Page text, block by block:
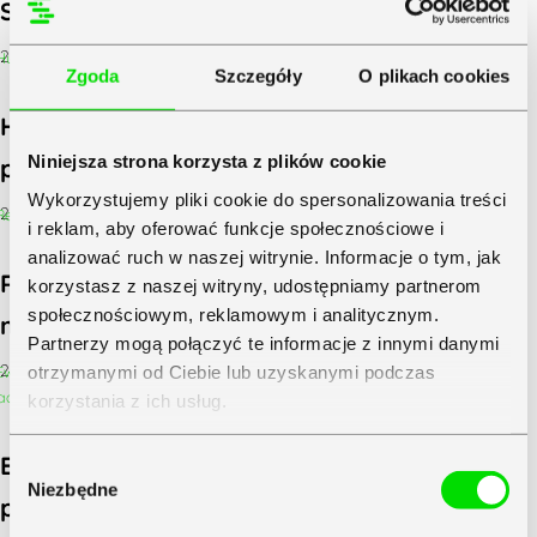
Zgoda Szczegóły O plikach cookies
Niniejsza strona korzysta z plików cookie
Wykorzystujemy pliki cookie do spersonalizowania treści
i reklam, aby oferować funkcje społecznościowe i
analizować ruch w naszej witrynie. Informacje o tym, jak
korzystasz z naszej witryny, udostępniamy partnerom
społecznościowym, reklamowym i analitycznym.
Partnerzy mogą połączyć te informacje z innymi danymi
otrzymanymi od Ciebie lub uzyskanymi podczas
korzystania z ich usług.
Wybór
zgody
Niezbędne
Strategia PR dla MŚP – jak ją zbudować?
28 czerwca&6b28+02:00;2024
Hurtowa sprzedaż paliw z dostawą
pod wskazany adres
26 czerwca&6b04+02:00;2024
Recenzja Zendesk Sell – systemu CRM dla
nowoczesnych organizacji
20 czerwca&6b41+02:00;2024
Ewolucja sukcesu w księgowości:
perspektywy, aspiracje, ambicje [Raport